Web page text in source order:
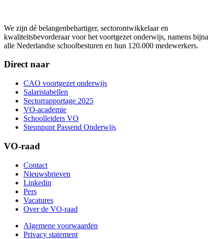
We zijn dé belangenbehartiger, sectorontwikkelaar en
kwaliteitsbevorderaar voor het voortgezet onderwijs, namens bijna
alle Nederlandse schoolbesturen en hun 120.000 medewerkers.
Direct naar
CAO voortgezet onderwijs
Salaristabellen
Sectorrapportage 2025
VO-academie
Schoolleiders VO
Steunpunt Passend Onderwijs
VO-raad
Contact
Nieuwsbrieven
Linkedin
Pers
Vacatures
Over de VO-raad
Algemene voorwaarden
Privacy statement